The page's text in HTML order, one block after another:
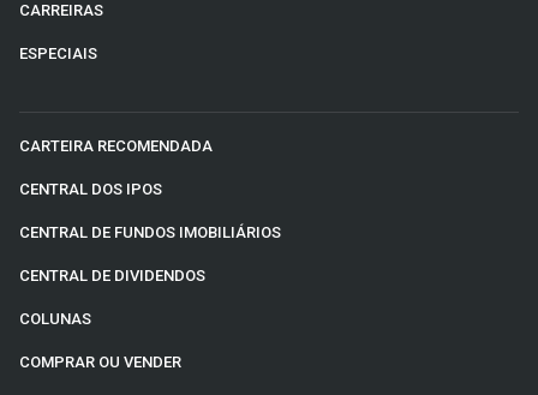
CARREIRAS
ESPECIAIS
CARTEIRA RECOMENDADA
CENTRAL DOS IPOS
CENTRAL DE FUNDOS IMOBILIÁRIOS
CENTRAL DE DIVIDENDOS
COLUNAS
COMPRAR OU VENDER